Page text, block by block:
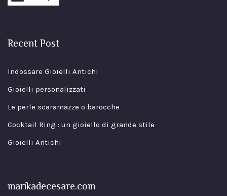
Recent Post
Indossare Gioielli Antichi
Gioielli personalizzati
Le perle scaramazze o barocche
Cocktail Ring : un gioiello di grande stile
Gioielli Antichi
marikadecesare.com